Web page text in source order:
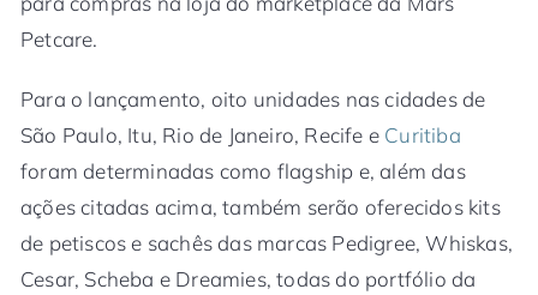
Petcare.
Para o lançamento, oito unidades nas cidades de
São Paulo, Itu, Rio de Janeiro, Recife e Curitiba
foram determinadas como flagship e, além das
ações citadas acima, também serão oferecidos kits
de petiscos e sachês das marcas Pedigree, Whiskas,
Cesar, Scheba e Dreamies, todas do portfólio da